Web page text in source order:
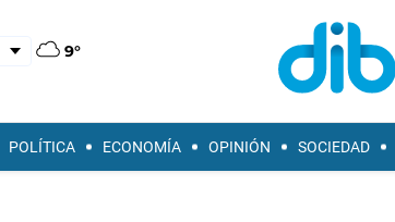
9°
POLÍTICA ECONOMÍA OPINIÓN SOCIEDAD